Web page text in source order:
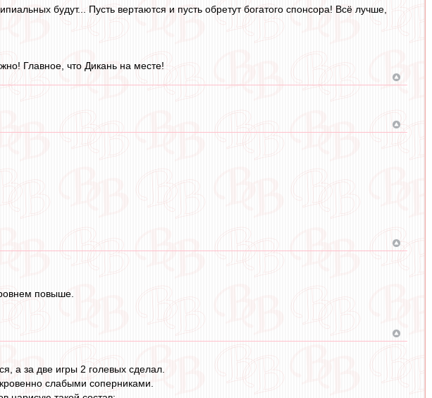
будут... Пусть вертаются и пусть обретут богатого спонсора! Всё лучше,
Главное, что Дикань на месте!
повыше.
а за две игры 2 голевых сделал.
слабыми соперниками.